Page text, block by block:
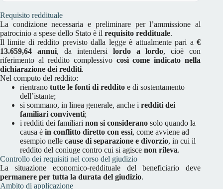
Requisito reddituale
La condizione necessaria e preliminare per l’ammissione al
patrocinio a spese dello Stato è il requisito reddituale.
Il limite di reddito previsto dalla legge è attualmente pari a€
13.659,64 annui, da intendersi lordo a lordo, cioè con
riferimento al reddito complessivo così come indicato nella
dichiarazione dei redditi.
Nel computo del reddito:
rientrano tutte le fonti di reddito e di sostentamento
dell’istante;
si sommano, in linea generale, anche i redditi dei
familiari conviventi;
i redditi dei familiari non si considerano solo quando la
causa è in conflitto diretto con essi, come avviene ad
esempio nelle cause di separazione e divorzio, in cui il
reddito del coniuge contro cui si agisce non rileva.
Controllo dei requisiti nel corso del giudizio
La situazione economico-reddituale del beneficiario deve
permanere per tutta la durata del giudizio.
Ambito di applicazione